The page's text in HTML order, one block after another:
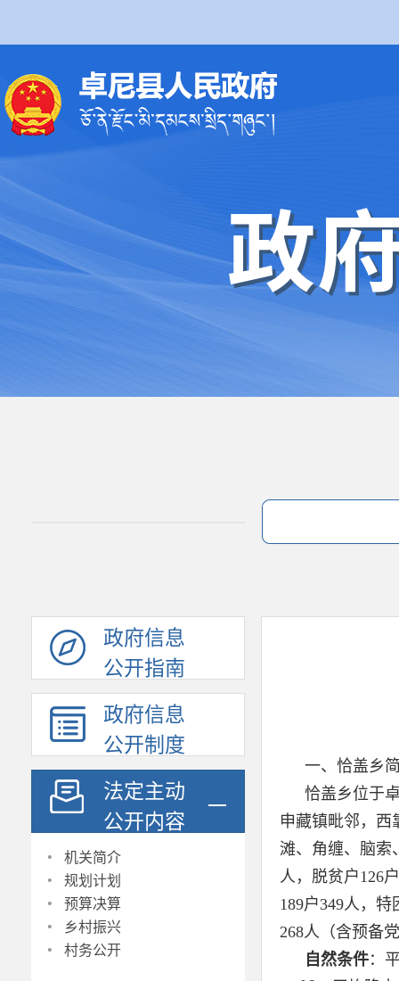
政府信息
公开指南
政府信息
公开制度
法定主动
公开内容
· 机关简介
· 规划计划
· 预算决算
· 乡村振兴
· 村务公开
一、恰盖乡
恰盖乡位于
申藏镇毗邻，西
滩、角缠、脑索
人，脱贫户126
189户349人，
268人（含预备
自然条件：